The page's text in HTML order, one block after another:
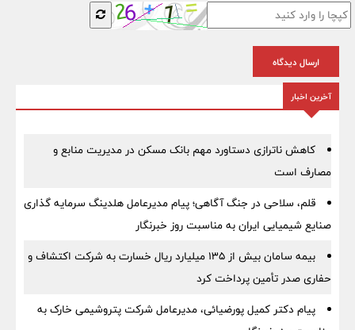
ارسال دیدگاه
آخرین اخبار
کاهش ناترازی دستاورد مهم بانک مسکن در مدیریت منابع و
مصارف است
قلم، سلاحی در جنگ آگاهی؛ پیام مدیرعامل هلدینگ سرمایه گذاری
صنایع شیمیایی ایران به مناسبت روز خبرنگار
بیمه سامان بیش از ۱۳۵ میلیارد ریال خسارت به شرکت اکتشاف و
حفاری صدر تأمین پرداخت کرد
پیام دکتر کمیل پورضیائی، مدیرعامل شرکت پتروشیمی خارک به